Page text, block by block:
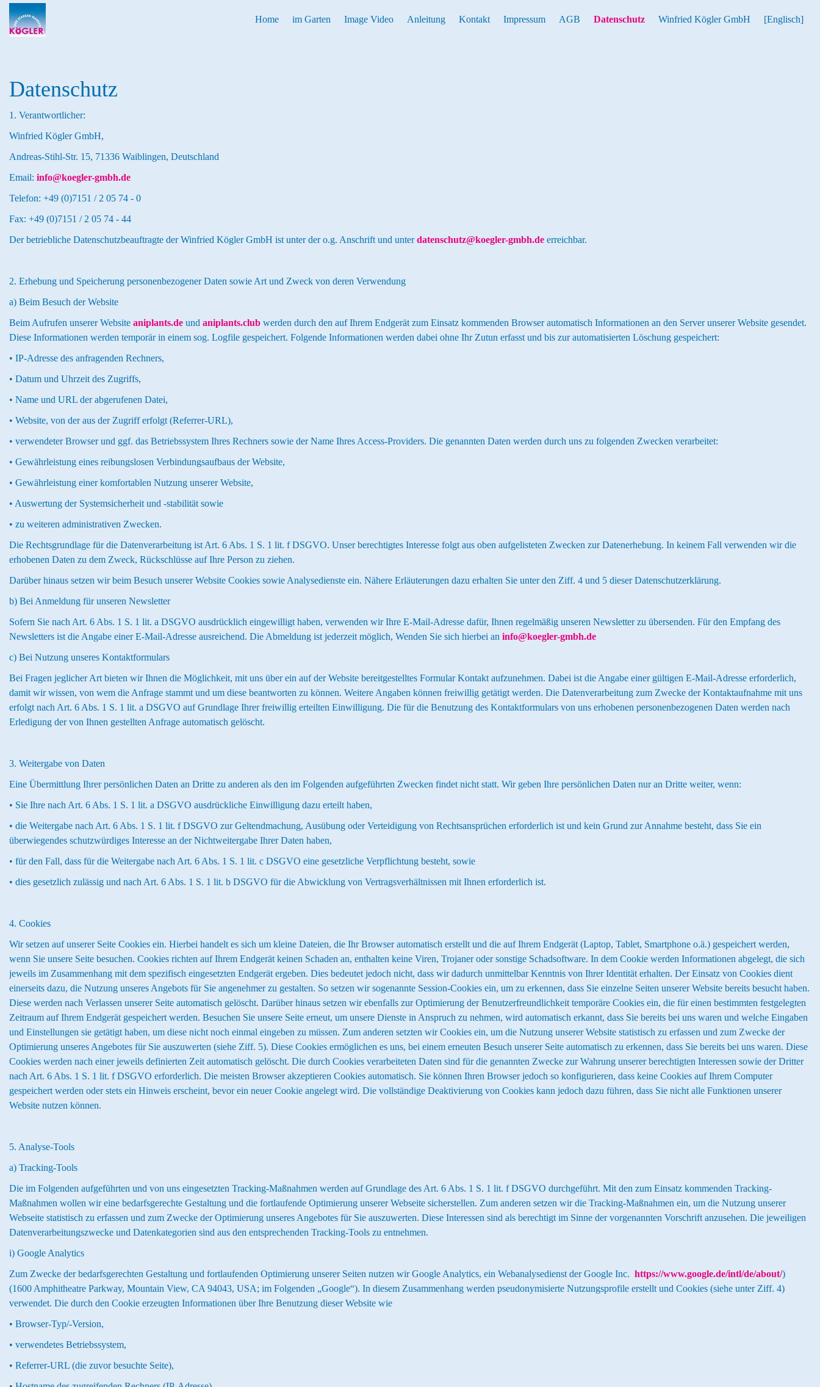
Home im Garten Image Video Anleitung Kontakt Impressum AGB Datenschutz Winfried Kögler GmbH [Englisch]
Datenschutz
1. Verantwortlicher:
Winfried Kögler GmbH,
Andreas-Stihl-Str. 15, 71336 Waiblingen, Deutschland
Email: info@koegler-gmbh.de
Telefon: +49 (0)7151 / 2 05 74 - 0
Fax: +49 (0)7151 / 2 05 74 - 44
Der betriebliche Datenschutzbeauftragte der Winfried Kögler GmbH ist unter der o.g. Anschrift und unterdatenschutz@koegler-gmbh.de erreichbar.
2. Erhebung und Speicherung personenbezogener Daten sowie Art und Zweck von deren Verwendung
a) Beim Besuch der Website
Beim Aufrufen unserer Website aniplants.de und aniplants.club werden durch den auf Ihrem Endgerät zum Einsatz kommenden Browser automatisch Informationen an den Server unserer Website gesendet.
Diese Informationen werden temporär in einem sog. Logfile gespeichert. Folgende Informationen werden dabei ohne Ihr Zutun erfasst und bis zur automatisierten Löschung gespeichert:
• IP-Adresse des anfragenden Rechners,
• Datum und Uhrzeit des Zugriffs,
• Name und URL der abgerufenen Datei,
• Website, von der aus der Zugriff erfolgt (Referrer-URL),
• verwendeter Browser und ggf. das Betriebssystem Ihres Rechners sowie der Name Ihres Access-Providers. Die genannten Daten werden durch uns zu folgenden Zwecken verarbeitet:
• Gewährleistung eines reibungslosen Verbindungsaufbaus der Website,
• Gewährleistung einer komfortablen Nutzung unserer Website,
• Auswertung der Systemsicherheit und -stabilität sowie
• zu weiteren administrativen Zwecken.
Die Rechtsgrundlage für die Datenverarbeitung ist Art. 6 Abs. 1 S. 1 lit. f DSGVO. Unser berechtigtes Interesse folgt aus oben aufgelisteten Zwecken zur Datenerhebung. In keinem Fall verwenden wir die
erhobenen Daten zu dem Zweck, Rückschlüsse auf Ihre Person zu ziehen.
Darüber hinaus setzen wir beim Besuch unserer Website Cookies sowie Analysedienste ein. Nähere Erläuterungen dazu erhalten Sie unter den Ziff. 4 und 5 dieser Datenschutzerklärung.
b) Bei Anmeldung für unseren Newsletter
Sofern Sie nach Art. 6 Abs. 1 S. 1 lit. a DSGVO ausdrücklich eingewilligt haben, verwenden wir Ihre E-Mail-Adresse dafür, Ihnen regelmäßig unseren Newsletter zu übersenden. Für den Empfang des
Newsletters ist die Angabe einer E-Mail-Adresse ausreichend. Die Abmeldung ist jederzeit möglich, Wenden Sie sich hierbei an info@koegler-gmbh.de
c) Bei Nutzung unseres Kontaktformulars
Bei Fragen jeglicher Art bieten wir Ihnen die Möglichkeit, mit uns über ein auf der Website bereitgestelltes Formular Kontakt aufzunehmen. Dabei ist die Angabe einer gültigen E-Mail-Adresse erforderlich,
damit wir wissen, von wem die Anfrage stammt und um diese beantworten zu können. Weitere Angaben können freiwillig getätigt werden. Die Datenverarbeitung zum Zwecke der Kontaktaufnahme mit uns
erfolgt nach Art. 6 Abs. 1 S. 1 lit. a DSGVO auf Grundlage Ihrer freiwillig erteilten Einwilligung. Die für die Benutzung des Kontaktformulars von uns erhobenen personenbezogenen Daten werden nach
Erledigung der von Ihnen gestellten Anfrage automatisch gelöscht.
3. Weitergabe von Daten
Eine Übermittlung Ihrer persönlichen Daten an Dritte zu anderen als den im Folgenden aufgeführten Zwecken findet nicht statt. Wir geben Ihre persönlichen Daten nur an Dritte weiter, wenn:
• Sie Ihre nach Art. 6 Abs. 1 S. 1 lit. a DSGVO ausdrückliche Einwilligung dazu erteilt haben,
• die Weitergabe nach Art. 6 Abs. 1 S. 1 lit. f DSGVO zur Geltendmachung, Ausübung oder Verteidigung von Rechtsansprüchen erforderlich ist und kein Grund zur Annahme besteht, dass Sie ein
überwiegendes schutzwürdiges Interesse an der Nichtweitergabe Ihrer Daten haben,
• für den Fall, dass für die Weitergabe nach Art. 6 Abs. 1 S. 1 lit. c DSGVO eine gesetzliche Verpflichtung besteht, sowie
• dies gesetzlich zulässig und nach Art. 6 Abs. 1 S. 1 lit. b DSGVO für die Abwicklung von Vertragsverhältnissen mit Ihnen erforderlich ist.
4. Cookies
Wir setzen auf unserer Seite Cookies ein. Hierbei handelt es sich um kleine Dateien, die Ihr Browser automatisch erstellt und die auf Ihrem Endgerät (Laptop, Tablet, Smartphone o.ä.) gespeichert werden,
wenn Sie unsere Seite besuchen. Cookies richten auf Ihrem Endgerät keinen Schaden an, enthalten keine Viren, Trojaner oder sonstige Schadsoftware. In dem Cookie werden Informationen abgelegt, die sich
jeweils im Zusammenhang mit dem spezifisch eingesetzten Endgerät ergeben. Dies bedeutet jedoch nicht, dass wir dadurch unmittelbar Kenntnis von Ihrer Identität erhalten. Der Einsatz von Cookies dient
einerseits dazu, die Nutzung unseres Angebots für Sie angenehmer zu gestalten. So setzen wir sogenannte Session-Cookies ein, um zu erkennen, dass Sie einzelne Seiten unserer Website bereits besucht haben.
Diese werden nach Verlassen unserer Seite automatisch gelöscht. Darüber hinaus setzen wir ebenfalls zur Optimierung der Benutzerfreundlichkeit temporäre Cookies ein, die für einen bestimmten festgelegten
Zeitraum auf Ihrem Endgerät gespeichert werden. Besuchen Sie unsere Seite erneut, um unsere Dienste in Anspruch zu nehmen, wird automatisch erkannt, dass Sie bereits bei uns waren und welche Eingaben
und Einstellungen sie getätigt haben, um diese nicht noch einmal eingeben zu müssen. Zum anderen setzten wir Cookies ein, um die Nutzung unserer Website statistisch zu erfassen und zum Zwecke der
Optimierung unseres Angebotes für Sie auszuwerten (siehe Ziff. 5). Diese Cookies ermöglichen es uns, bei einem erneuten Besuch unserer Seite automatisch zu erkennen, dass Sie bereits bei uns waren. Diese
Cookies werden nach einer jeweils definierten Zeit automatisch gelöscht. Die durch Cookies verarbeiteten Daten sind für die genannten Zwecke zur Wahrung unserer berechtigten Interessen sowie der Dritter
nach Art. 6 Abs. 1 S. 1 lit. f DSGVO erforderlich. Die meisten Browser akzeptieren Cookies automatisch. Sie können Ihren Browser jedoch so konfigurieren, dass keine Cookies auf Ihrem Computer
gespeichert werden oder stets ein Hinweis erscheint, bevor ein neuer Cookie angelegt wird. Die vollständige Deaktivierung von Cookies kann jedoch dazu führen, dass Sie nicht alle Funktionen unserer
Website nutzen können.
5. Analyse-Tools
a) Tracking-Tools
Die im Folgenden aufgeführten und von uns eingesetzten Tracking-Maßnahmen werden auf Grundlage des Art. 6 Abs. 1 S. 1 lit. f DSGVO durchgeführt. Mit den zum Einsatz kommenden Tracking-
Maßnahmen wollen wir eine bedarfsgerechte Gestaltung und die fortlaufende Optimierung unserer Webseite sicherstellen. Zum anderen setzen wir die Tracking-Maßnahmen ein, um die Nutzung unserer
Webseite statistisch zu erfassen und zum Zwecke der Optimierung unseres Angebotes für Sie auszuwerten. Diese Interessen sind als berechtigt im Sinne der vorgenannten Vorschrift anzusehen. Die jeweiligen
Datenverarbeitungszwecke und Datenkategorien sind aus den entsprechenden Tracking-Tools zu entnehmen.
i) Google Analytics
Zum Zwecke der bedarfsgerechten Gestaltung und fortlaufenden Optimierung unserer Seiten nutzen wir Google Analytics, ein Webanalysedienst der Google Inc. https://www.google.de/intl/de/about/)
(1600 Amphitheatre Parkway, Mountain View, CA 94043, USA; im Folgenden „Google“). In diesem Zusammenhang werden pseudonymisierte Nutzungsprofile erstellt und Cookies (siehe unter Ziff. 4)
verwendet. Die durch den Cookie erzeugten Informationen über Ihre Benutzung dieser Website wie
• Browser-Typ/-Version,
• verwendetes Betriebssystem,
• Referrer-URL (die zuvor besuchte Seite),